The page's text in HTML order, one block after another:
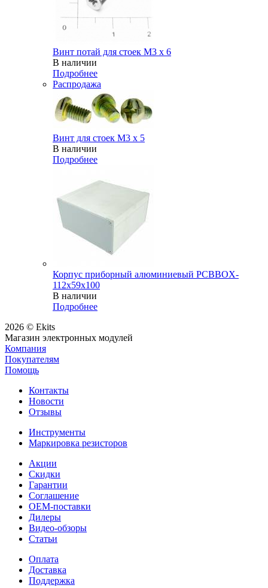
Винт потай для стоек М3 х 6
В наличии
Подробнее
Распродажа
Винт для стоек М3 х 5
В наличии
Подробнее
Корпус приборный алюминиевый PCBBOX-
112x59x100
В наличии
Подробнее
2026 © Ekits
Магазин электронных модулей
Компания
Покупателям
Помощь
Контакты
Новости
Отзывы
Инструменты
Маркировка резисторов
Акции
Скидки
Гарантии
Соглашение
OEM-поставки
Дилеры
Видео-обзоры
Статьи
Оплата
Доставка
Поддержка